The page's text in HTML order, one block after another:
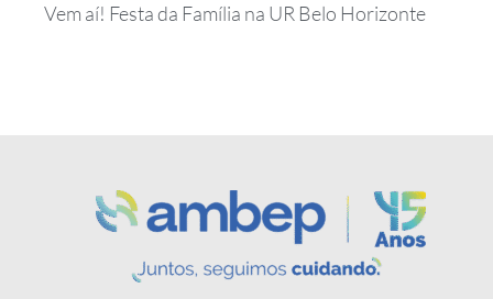
Vem aí! Festa da Família na UR Belo Horizonte